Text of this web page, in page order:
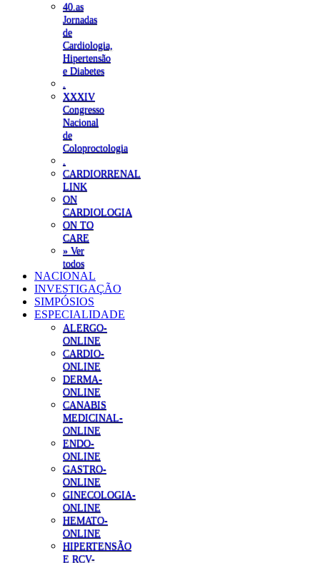
40.as
Jornadas
de
Cardiologia,
Hipertensão
e Diabetes
XXXIV
Congresso
Nacional
de
Coloproctologia
CARDIORRENAL
LINK
ON
CARDIOLOGIA
ON TO
CARE
» Ver
todos
NACIONAL
INVESTIGAÇÃO
SIMPÓSIOS
ESPECIALIDADE
ALERGO-
ONLINE
CARDIO-
ONLINE
DERMA-
ONLINE
CANABIS
MEDICINAL-
ONLINE
ENDO-
ONLINE
GASTRO-
ONLINE
GINECOLOGIA-
ONLINE
HEMATO-
ONLINE
HIPERTENSÃO
E RCV-